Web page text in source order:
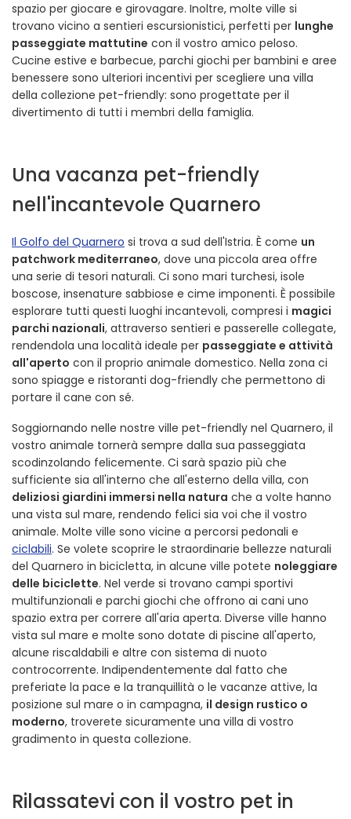
spazio per giocare e girovagare. Inoltre, molte ville si
trovano vicino a sentieri escursionistici, perfetti per lunghe
passeggiate mattutine con il vostro amico peloso.
Cucine estive e barbecue, parchi giochi per bambini e aree
benessere sono ulteriori incentivi per scegliere una villa
della collezione pet-friendly: sono progettate per il
divertimento di tutti i membri della famiglia.
Una vacanza pet-friendly
nell'incantevole Quarnero
Il Golfo del Quarnero si trova a sud dell'Istria. È come un
patchwork mediterraneo, dove una piccola area offre
una serie di tesori naturali. Ci sono mari turchesi, isole
boscose, insenature sabbiose e cime imponenti. È possibile
esplorare tutti questi luoghi incantevoli, compresi i magici
parchi nazionali, attraverso sentieri e passerelle collegate,
rendendola una località ideale per passeggiate e attività
all'aperto con il proprio animale domestico. Nella zona ci
sono spiagge e ristoranti dog-friendly che permettono di
portare il cane con sé.
Soggiornando nelle nostre ville pet-friendly nel Quarnero, il
vostro animale tornerà sempre dalla sua passeggiata
scodinzolando felicemente. Ci sarà spazio più che
sufficiente sia all'interno che all'esterno della villa, con
deliziosi giardini immersi nella natura che a volte hanno
una vista sul mare, rendendo felici sia voi che il vostro
animale. Molte ville sono vicine a percorsi pedonali e
ciclabili. Se volete scoprire le straordinarie bellezze naturali
del Quarnero in bicicletta, in alcune ville potete noleggiare
delle biciclette. Nel verde si trovano campi sportivi
multifunzionali e parchi giochi che offrono ai cani uno
spazio extra per correre all'aria aperta. Diverse ville hanno
vista sul mare e molte sono dotate di piscine all'aperto,
alcune riscaldabili e altre con sistema di nuoto
controcorrente. Indipendentemente dal fatto che
preferiate la pace e la tranquillità o le vacanze attive, la
posizione sul mare o in campagna, il design rustico o
moderno, troverete sicuramente una villa di vostro
gradimento in questa collezione.
Rilassatevi con il vostro pet in